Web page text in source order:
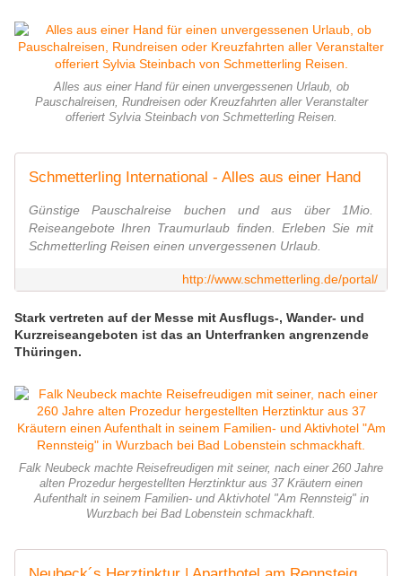
Alles aus einer Hand für einen unvergessenen Urlaub, ob
Pauschalreisen, Rundreisen oder Kreuzfahrten aller Veranstalter
offeriert Sylvia Steinbach von Schmetterling Reisen.
Schmetterling International - Alles aus einer Hand
Günstige Pauschalreise buchen und aus über 1Mio.
Reiseangebote Ihren Traumurlaub finden. Erleben Sie mit
Schmetterling Reisen einen unvergessenen Urlaub.
http://www.schmetterling.de/portal/
Stark vertreten auf der Messe mit Ausflugs-, Wander- und
Kurzreiseangeboten ist das an Unterfranken angrenzende
Thüringen.
Falk Neubeck machte Reisefreudigen mit seiner, nach einer 260 Jahre
alten Prozedur hergestellten Herztinktur aus 37 Kräutern einen
Aufenthalt in seinem Familien- und Aktivhotel "Am Rennsteig" in
Wurzbach bei Bad Lobenstein schmackhaft.